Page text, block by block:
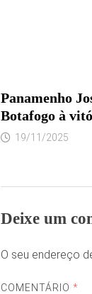
Panamenho
Botafogo à
19/11/2025
Deixe um
O seu endereço
COMENTÁRIO*